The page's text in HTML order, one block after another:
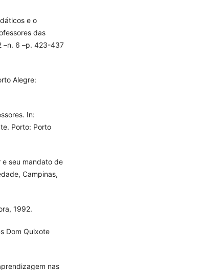
e o
das
–n. 6 –p. 423-437
Alegre:
In:
Porto: Porto
e seu mandato de
Campinas,
1992.
Dom Quixote
nas